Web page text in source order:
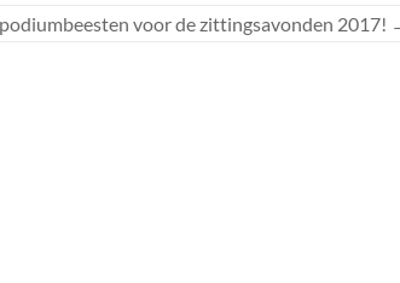
voor de zittingsavonden 2017!